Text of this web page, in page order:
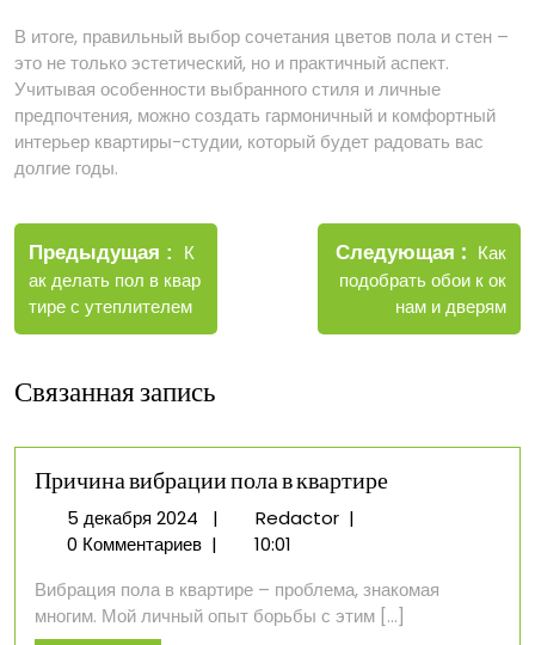
В итоге, правильный выбор сочетания цветов пола и стен –
это не только эстетический, но и практичный аспект.
Учитывая особенности выбранного стиля и личные
предпочтения, можно создать гармоничный и комфортный
интерьер квартиры-студии, который будет радовать вас
долгие годы.
Навигация
по
записям
Предыдущая
Старые
записи
К
ак делать пол в квар
тире с утеплителем
Следующая
Новые
записи
Как
подобрать обои к ок
нам и дверям
Связанная запись
Причина вибрации пола в квартире
5 декабря 20245
декабря
| RedactorПричина
в
квартире
|
0 Комментариев |
10:01
Вибрация пола в квартире – проблема, знакомая
многим. Мой личный опыт борьбы с этим [...]